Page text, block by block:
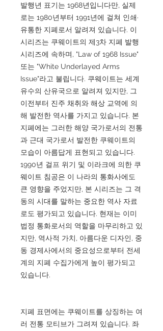
발행년 표기는 1968년입니다만, 실제
로는 1980년부터 1991년에 걸쳐 인쇄·
유통한 지폐로서 알려져 있습니다. 이
시리즈는 쿠웨이트의 제3차 지폐 발행
시리즈에 속하며, "Law of 1968 Issue"
또는 "White Underlayed Arms
Issue"라고 불립니다. 쿠웨이트는 세계
유수의 산유국으로 알려져 있지만, 그
이전부터 진주 채취와 해상 교역에 의
해 발전한 역사를 가지고 있습니다. 본
지폐에는 그러한 해양 국가로서의 전통
과 근대 국가로서 발전한 쿠웨이트의
모습이 아름답게 표현되고 있습니다.
1990년 걸프 위기 및 이라크에 의한 쿠
웨이트 침공은 이 나라의 통화사에도
큰 영향을 주었지만, 본 시리즈는 그 격
동의 시대를 말하는 중요한 역사 자료
로도 평가되고 있습니다. 현재는 이미
법정 통화로서의 역할을 마무리하고 있
지만, 역사적 가치, 아름다운 디자인, 중
동 경제사에서의 중요성으로부터 전세
계의 지폐 수집가에게 높이 평가되고
있습니다.
지폐 표면에는 쿠웨이트를 상징하는 여
러 전통 모티브가 그려져 있습니다. 좌